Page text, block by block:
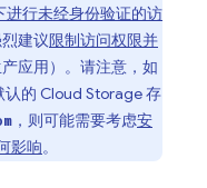
进行未经身份验证的访
建议限制访问权限并
产应用）。请注意，如
认的 Cloud Storage存
，则可能需要考虑安
影响。